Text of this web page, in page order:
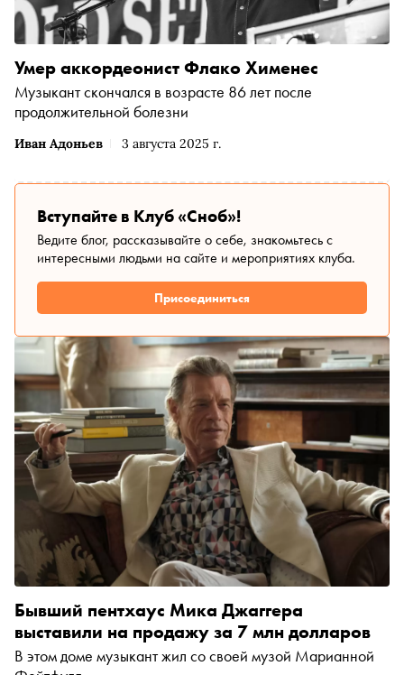
Иван Адоньев 3 августа 2025 г.
Умер аккордеонист Флако Хименес
Музыкант скончался в возрасте 86 лет после
продолжительной болезни
Вступайте в Клуб «Сноб»!
Ведите блог, рассказывайте о себе, знакомьтесь с
интересными людьми на сайте и мероприятиях клуба.
Присоединиться
Бывший пентхаус Мика Джаггера
выставили на продажу за 7 млн долларов
В этом доме музыкант жил со своей музой Марианной